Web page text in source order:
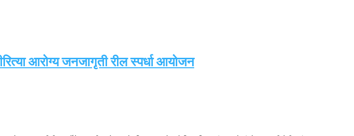
आरोग्य जनजागृती रील स्पर्धा आयोजन